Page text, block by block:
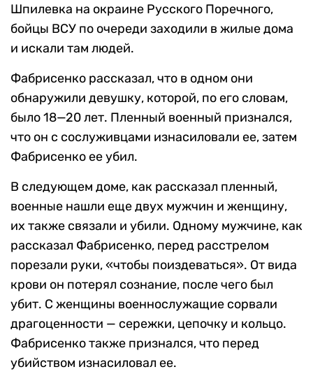
Шпилевка на окраине Русского Поречного,
бойцы ВСУ по очереди заходили в жилые дома
и искали там людей.
Фабрисенко рассказал, что в одном они
обнаружили девушку, которой, по его словам,
было 18—20 лет. Пленный военный признался,
что он с сослуживцами изнасиловали ее, затем
Фабрисенко ее убил.
В следующем доме, как рассказал пленный,
военные нашли еще двух мужчин и женщину,
их также связали и убили. Одному мужчине, как
рассказал Фабрисенко, перед расстрелом
порезали руки, «чтобы поиздеваться». От вида
крови он потерял сознание, после чего был
убит. С женщины военнослужащие сорвали
драгоценности — сережки, цепочку и кольцо.
Фабрисенко также признался, что перед
убийством изнасиловал ее.